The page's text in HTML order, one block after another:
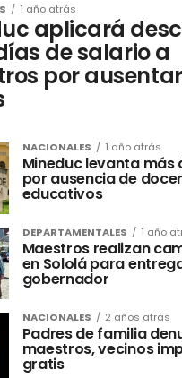
1 año atrás
aplicará
de salario a
por
NACIONALES 1 año atrás
Mineduc levanta más
por ausencia de
educativos
DEPARTAMENTALES 1 año
Maestros realizan
en Sololá para
gobernador
NACIONALES 2 años atrás
Padres de familia
maestros, vecinos
gratis